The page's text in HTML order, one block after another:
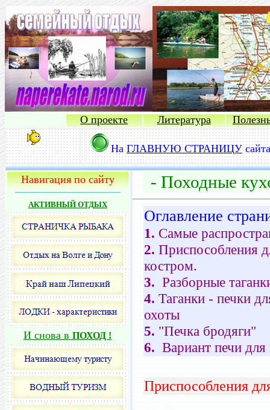
О проекте Литература
На ГЛАВНУЮ СТРАНИЦУ сайта
Навигация по сайту
АКТИВНЫЙ ОТДЫХ
И снова в ПОХОД !
- Походные
Оглавление
1. Самые
2. Приспособления
костром.
3. Разборные
4. Таганки - печки
охоты
5. "Печка бродяги"
6. Вариант печи
Приспособления